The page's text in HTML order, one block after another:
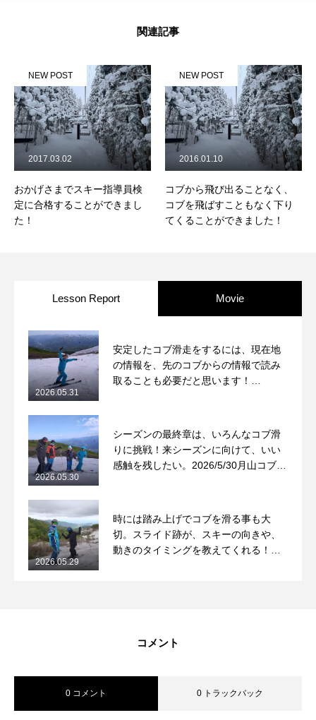
レッスン内容について
レッスン周辺に関して
お申し込みについて
動画で学ぶ Movie
最新レッスン動画
プレゼント Present
プレゼント付メルマガ
関連記事
NEW POST
おかげさまでスキー指導員検
定に合格することができまし
た！
2017.03.02
NEW POST
コブから飛び出ることなく、
コブを飛ばすこともなく下り
てくることができました！
2016.01.10
Lesson Report Movie
安定したコブ滑走をするには、現在地
の情報を、先のコブからの情報で読み
取ることも必要だと思います！
2026.05.31
シーズンの最終章は、いろんなコブ滑
りに挑戦！来シーズンに向けて、いい
感触を残したい。2026/5/30月山コブレ
2026.05.30
時には踏み上げでコブを滑る事も大
切。スライド跡が、スキーの向きや、
動きのタイミングを教えてくれる！
2026.05.29
コメント
0 コメント 0 トラックバック